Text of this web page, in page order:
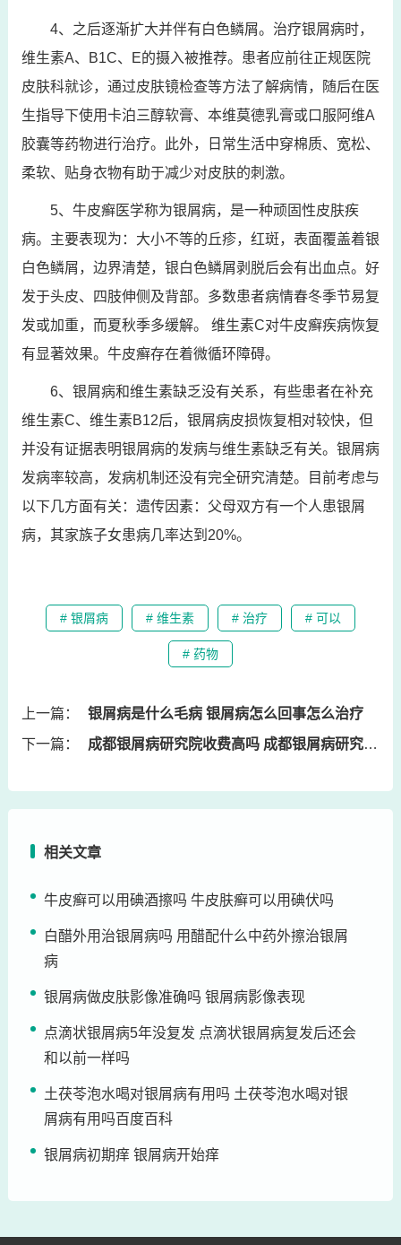
4、之后逐渐扩大并伴有白色鳞屑。治疗银屑病时，
维生素A、B1C、E的摄入被推荐。患者应前往正规医院
皮肤科就诊，通过皮肤镜检查等方法了解病情，随后在医
生指导下使用卡泊三醇软膏、本维莫德乳膏或口服阿维A
胶囊等药物进行治疗。此外，日常生活中穿棉质、宽松、
柔软、贴身衣物有助于减少对皮肤的刺激。
5、牛皮癣医学称为银屑病，是一种顽固性皮肤疾
病。主要表现为：大小不等的丘疹，红斑，表面覆盖着银
白色鳞屑，边界清楚，银白色鳞屑剥脱后会有出血点。好
发于头皮、四肢伸侧及背部。多数患者病情春冬季节易复
发或加重，而夏秋季多缓解。 维生素C对牛皮癣疾病恢复
有显著效果。牛皮癣存在着微循环障碍。
6、银屑病和维生素缺乏没有关系，有些患者在补充
维生素C、维生素B12后，银屑病皮损恢复相对较快，但
并没有证据表明银屑病的发病与维生素缺乏有关。银屑病
发病率较高，发病机制还没有完全研究清楚。目前考虑与
以下几方面有关：遗传因素：父母双方有一个人患银屑
病，其家族子女患病几率达到20%。
# 银屑病 # 维生素 # 治疗 # 可以
# 药物
上一篇：
银屑病是什么毛病 银屑病怎么回事怎么治疗
下一篇：
成都银屑病研究院收费高吗 成都银屑病研究院收费高吗知乎
相关文章
牛皮癣可以用碘酒擦吗 牛皮肤癣可以用碘伏吗
白醋外用治银屑病吗 用醋配什么中药外擦治银屑
病
银屑病做皮肤影像准确吗 银屑病影像表现
点滴状银屑病5年没复发 点滴状银屑病复发后还会
和以前一样吗
土茯苓泡水喝对银屑病有用吗 土茯苓泡水喝对银
屑病有用吗百度百科
银屑病初期痒 银屑病开始痒